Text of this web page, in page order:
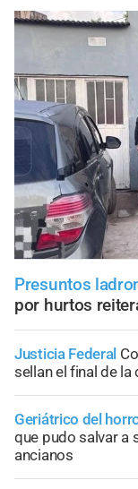
Presuntos
por hurtos
Justicia Federal
sellan el final de la
Geriátrico del
que pudo salvar a
ancianos